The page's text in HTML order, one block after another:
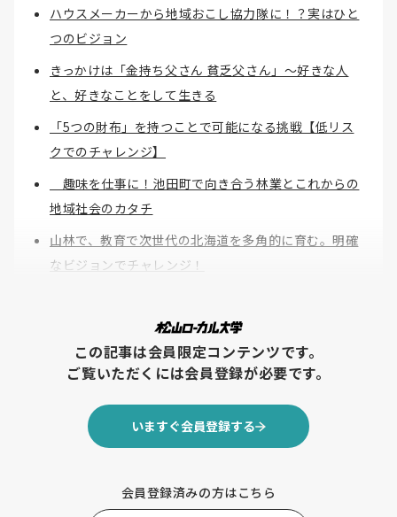
この記事は会員限定コンテンツです。
ご覧いただくには会員登録が必要です。
いますぐ会員登録する
会員登録済みの方はこちら
ハウスメーカーから地域おこし協力隊に！？実はひと
つのビジョン
きっかけは「金持ち父さん 貧乏父さん」〜好きな人
と、好きなことをして生きる
「5つの財布」を持つことで可能になる挑戦【低リス
クでのチャレンジ】
趣味を仕事に！池田町で向き合う林業とこれからの
地域社会のカタチ
山林で、教育で次世代の北海道を多角的に育む。明確
なビジョンでチャレンジ！
川瀨千尋：池田町の地域おこし協力隊。1987年様似町出
身。自衛隊に所属したのち、総務事務や不動産の仲介、住
宅マネジメント部門を経て2020年7月に池田町の地域おこ
し協力隊へ入隊。ファイナンシャルプランナーや宅地建物
取引士などの資格を所有し、現在は山を守るきこりを目指
https://www.facebook.com/ikeda.chiikiokoshi/